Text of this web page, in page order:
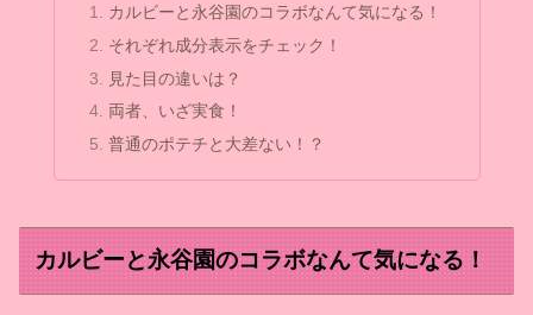
カルビーと永谷園のコラボなんて気になる！
それぞれ成分表示をチェック！
見た目の違いは？
両者、いざ実食！
普通のポテチと大差ない！？
カルビーと永谷園のコラボなんて気になる！